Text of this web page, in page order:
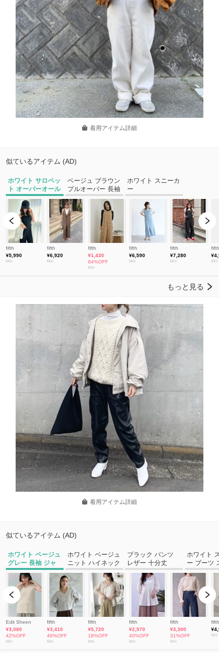
着用アイテム詳細
着用アイテム詳細